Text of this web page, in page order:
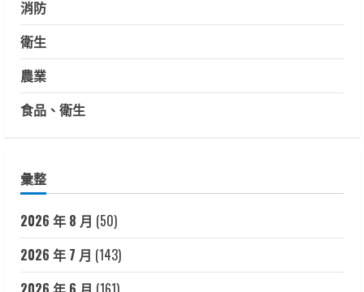
消防
衛生
農業
食品、衛生
彙整
2026 年 8 月 (50)
2026 年 7 月 (143)